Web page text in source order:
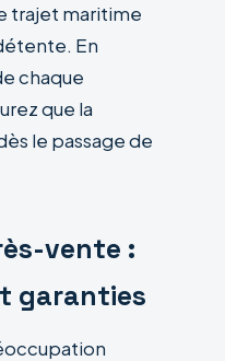
trajet maritime
En
chaque
que la
le passage de
vente :
garanties